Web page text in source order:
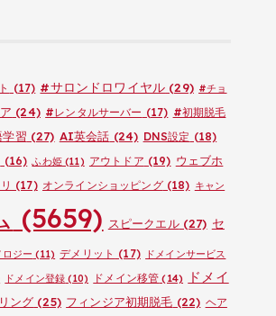
(17) #サロンドロワイヤル (29) #チョ
(24) #レンタルサーバー (17) #初期脱毛
習 (27) AI英会話 (24) DNS設定 (18)
(16) ふわ姫(11) アウトドア (19) ウェブホ
(17) オンラインショッピング(18) キャン
(5659) スピークエル(27) セ
ジー (11) デメリット (17)
ドメインサービス
ドメイン登録 (10) ドメイン移管 (14)
ドメイ
ング (25) フィンジア初期脱毛 (22) ヘア